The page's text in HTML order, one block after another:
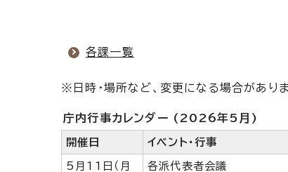
各課一覧
※日時・場所など、変更になる場合があり
庁内行事カレンダー (2026年5月)
開催日 イベント・行事
5月11日（月
各派代表者会議